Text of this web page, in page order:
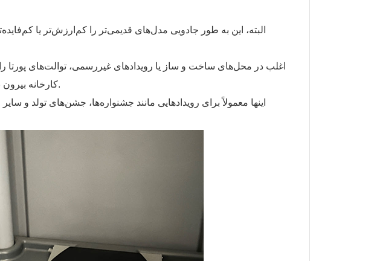
البته، این به طور جادویی مدل‌های قدیمی‌تر را کم‌ارزش‌تر یا
اغلب در محل‌های ساخت و ساز یا رویدادهای غیررسمی، توالت‌های پورتا
کارخانه بیرون نیامده باشند» اما به خوبی نگهداری و تمیز شده‌اند.
اینها معمولاً برای رویدادهایی مانند جشنواره‌ها، جشن‌های تولد و